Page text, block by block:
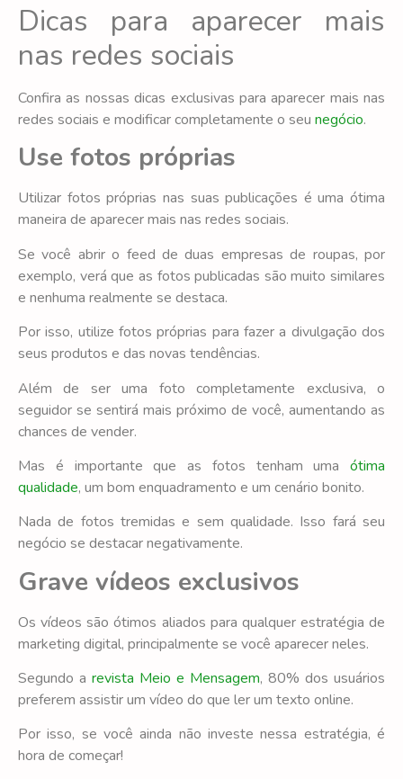
Dicas para aparecer mais
nas redes sociais
Confira as nossas dicas exclusivas para aparecer mais nas
redes sociais e modificar completamente o seu negócio.
Use fotos próprias
Utilizar fotos próprias nas suas publicações é uma ótima
maneira de aparecer mais nas redes sociais.
Se você abrir o feed de duas empresas de roupas, por
exemplo, verá que as fotos publicadas são muito similares
e nenhuma realmente se destaca.
Por isso, utilize fotos próprias para fazer a divulgação dos
seus produtos e das novas tendências.
Além de ser uma foto completamente exclusiva, o
seguidor se sentirá mais próximo de você, aumentando as
chances de vender.
Mas é importante que as fotos tenham uma ótima
qualidade, um bom enquadramento e um cenário bonito.
Nada de fotos tremidas e sem qualidade. Isso fará seu
negócio se destacar negativamente.
Grave vídeos exclusivos
Os vídeos são ótimos aliados para qualquer estratégia de
marketing digital, principalmente se você aparecer neles.
Segundo a revista Meio e Mensagem, 80% dos usuários
preferem assistir um vídeo do que ler um texto online.
Por isso, se você ainda não investe nessa estratégia, é
hora de começar!